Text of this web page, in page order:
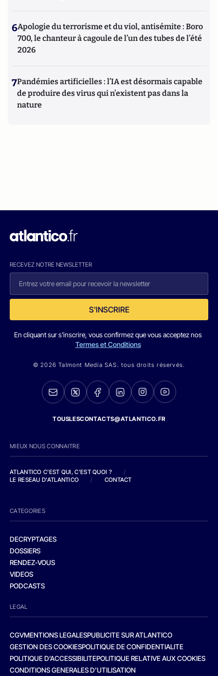
6Apologie du terrorisme et du viol, antisémite : Boro
700, le chanteur à cagoule de l’un des tubes de l’été
2026
7Pandémies artificielles : l’IA est désormais capable
de produire des virus qui n’existent pas dans la
nature
RECEVEZ NOTRE NEWSLETTER
S'INSCRIRE
En cliquant sur s'inscrire, vous confirmez que vous acceptez nos
Termes et Conditions
© 2026 Talmont Media SAS. tous droits réservés.
TOUSLESCONTACTS@ATLANTICO.FR
MIEUX NOUS CONNAITRE
ATLANTICO C'EST QUI, C'EST QUOI ?
/
LE RESEAU D'ATLANTICO
/ CONTACT
CATEGORIES
DECRYPTAGES
DOSSIERS
RENDEZ-VOUS
VIDEOS
PODCASTS
LEGAL
CGVMENTIONS LEGALESPUBLICITE SUR ATLANTICO
GESTION DES COOKIESPOLITIQUE DE CONFIDENTIALITE
POLITIQUE D’ACCESSIBILITEPOLITIQUE RELATIVE AUX COOKIES
CONDITIONS GENERALES D’UTILISATION